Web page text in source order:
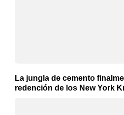
La jungla de cemento
redención de los New York